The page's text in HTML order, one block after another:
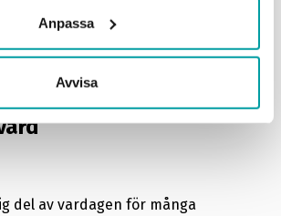
Anpassa
Avvisa
del av vardagen för många